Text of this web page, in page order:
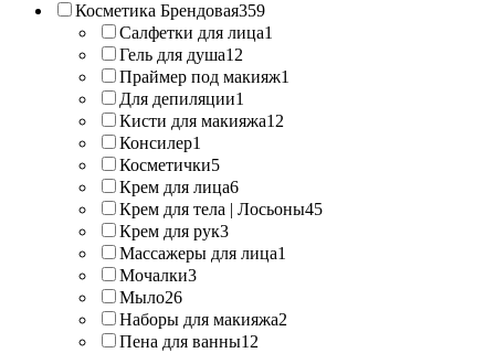
Косметика Брендовая359
Салфетки для лица1
Гель для душа12
Праймер под макияж1
Для депиляции1
Кисти для макияжа12
Консилер1
Косметички5
Крем для лица6
Крем для тела | Лосьоны45
Крем для рук3
Массажеры для лица1
Мочалки3
Мыло26
Наборы для макияжа2
Пена для ванны12